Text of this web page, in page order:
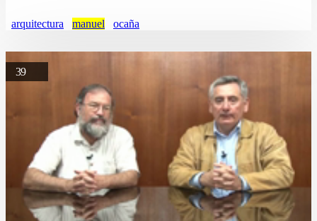
arquitectura manuel ocaña
39